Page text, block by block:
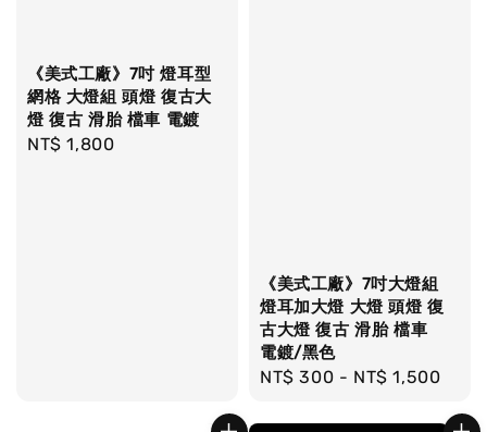
《美式工廠》7吋 燈耳型
網格 大燈組 頭燈 復古大
燈 復古 滑胎 檔車 電鍍
Regular
NT$ 1,800
《美式工廠》7吋大燈組
燈耳加大燈 大燈 頭燈 復
古大燈 復古 滑胎 檔車
電鍍/黑色
Regular
NT$ 300 - NT$ 1,500